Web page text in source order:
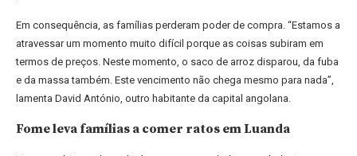
Em consequência, as famílias perderam poder de compra. “Estamos a
atravessar um momento muito difícil porque as coisas subiram em
termos de preços. Neste momento, o saco de arroz disparou, da fuba
e da massa também. Este vencimento não chega mesmo para nada”,
lamenta David António, outro habitante da capital angolana.
Fome leva famílias a comer ratos em Luanda